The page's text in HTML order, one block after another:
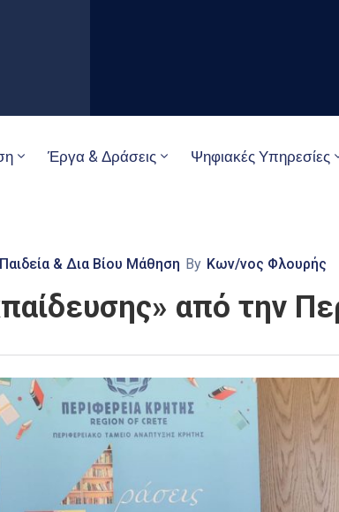
Έργα & Δράσεις Ψηφιακές Υπηρεσίες
Παιδεία & Δια Βίου Μάθηση By Κων/νος Φλουρής
από την